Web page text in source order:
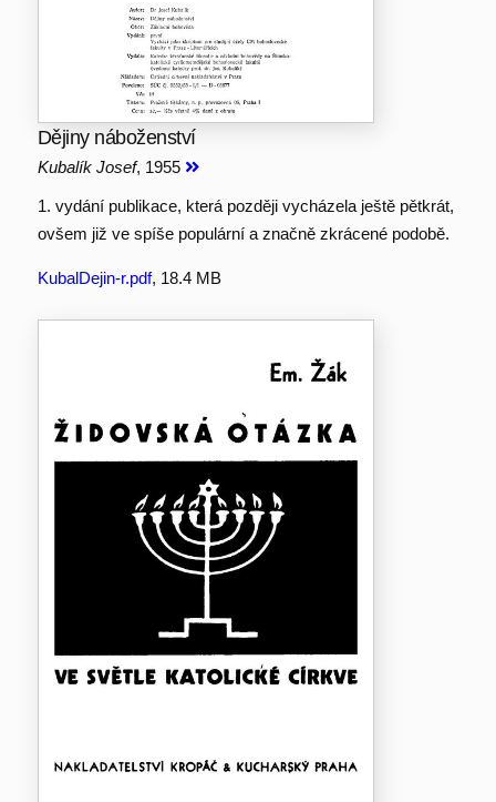
Dějiny náboženství
Kubalík Josef, 1955
1. vydání publikace, která později vycházela ještě pětkrát,
ovšem již ve spíše populární a značně zkrácené podobě.
KubalDejin-r.pdf, 18.4 MB